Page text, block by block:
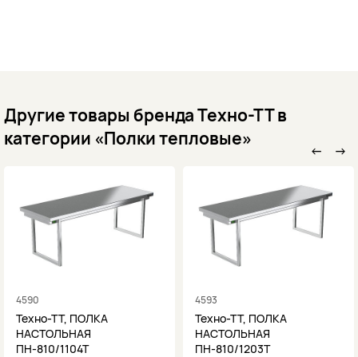
Другие товары бренда Техно-ТТ в
категории «Полки тепловые»
←
4590
Техно-ТТ, ПОЛКА
НАСТОЛЬНАЯ
ПН-810/1104Т
4593
Техно-ТТ, ПОЛКА
НАСТОЛЬНАЯ
ПН-810/1203Т
→